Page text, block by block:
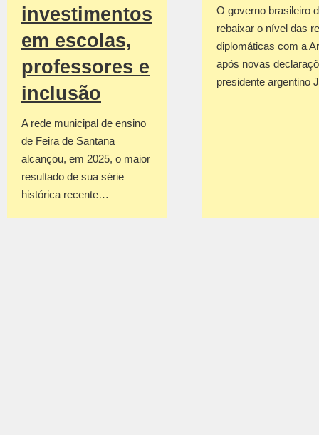
investimentos
em escolas,
professores e
inclusão
A rede municipal de ensino
de Feira de Santana
alcançou, em 2025, o maior
resultado de sua série
histórica recente…
O governo brasileiro
rebaixar o nível das
diplomáticas com a
após novas
presidente argentino